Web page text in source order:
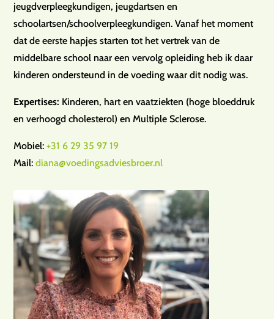
jeugdverpleegkundigen, jeugdartsen en
schoolartsen/schoolverpleegkundigen. Vanaf het moment
dat de eerste hapjes starten tot het vertrek van de
middelbare school naar een vervolg opleiding heb ik daar
kinderen ondersteund in de voeding waar dit nodig was.
Expertises: Kinderen, hart en vaatziekten (hoge bloeddruk
en verhoogd cholesterol) en Multiple Sclerose.
Mobiel:+31 6 29 35 97 19
Mail:diana@voedingsadviesbroer.nl